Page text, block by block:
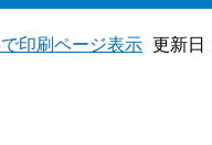
印刷ページ表示 更新日